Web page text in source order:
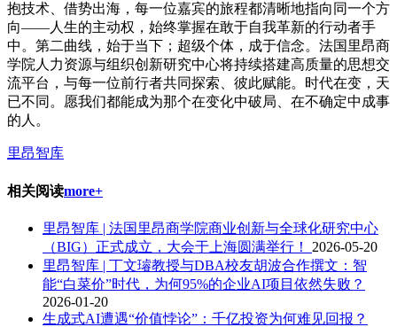
抱技术、借势出海，每一位嘉宾的旅程都清晰地指向同一个方
向——人生的主动权，始终掌握在敢于自我革新的行动者手
中。第二曲线，始于当下；超级个体，成于信念。法国里昂商
学院人力资源与组织创新研究中心将持续搭建高质量的思想交
流平台，与每一位前行者共同探索、彼此赋能。时代在变，天
已不同。愿我们都能成为那个在变化中破局、在不确定中成事
的人。
里昂智库
相关阅读more+
里昂智库 | 法国里昂商学院商业创新与全球化研究中心
（BIG）正式成立，大会于上海圆满举行！ 2026-05-20
里昂智库 | 丁文璿教授与DBA校友胡波合作撰文：智
能“白菜价”时代，为何95%的企业AI项目依然失败？
2026-01-20
生成式AI遭遇“价值悖论”：千亿投资为何难见回报？